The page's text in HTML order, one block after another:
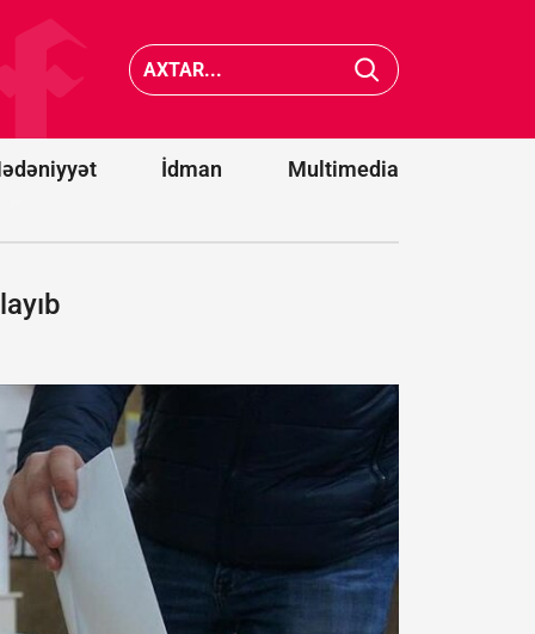
İdman Multimedia
və iki strateji
tərəfdaşımız
yeni ittifaq
qurdu -Bakı
olunacaqmı?